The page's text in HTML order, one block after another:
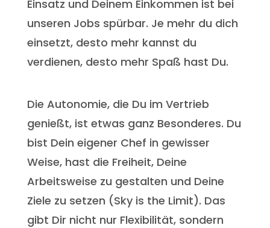
Einsatz und Deinem Einkommen ist bei
unseren Jobs spürbar. Je mehr du dich
einsetzt, desto mehr kannst du
verdienen, desto mehr Spaß hast Du.
Die Autonomie, die Du im Vertrieb
genießt, ist etwas ganz Besonderes. Du
bist Dein eigener Chef in gewisser
Weise, hast die Freiheit, Deine
Arbeitsweise zu gestalten und Deine
Ziele zu setzen (Sky is the Limit). Das
gibt Dir nicht nur Flexibilität, sondern